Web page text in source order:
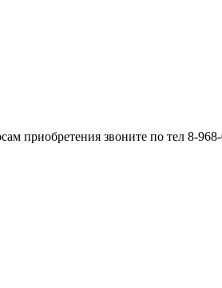
приобретения звоните по тел 8-